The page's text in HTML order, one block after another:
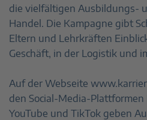
die vielfältigen Ausbildungs-
Handel. Die Kampagne gibt
Eltern und Lehrkräften
Geschäft, in der Logistik und
Auf der Webseite
den Social-Media-Plattformen
YouTube und TikTok geben